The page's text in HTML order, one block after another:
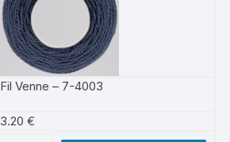
Fil Venne – 7-4003
3.20€